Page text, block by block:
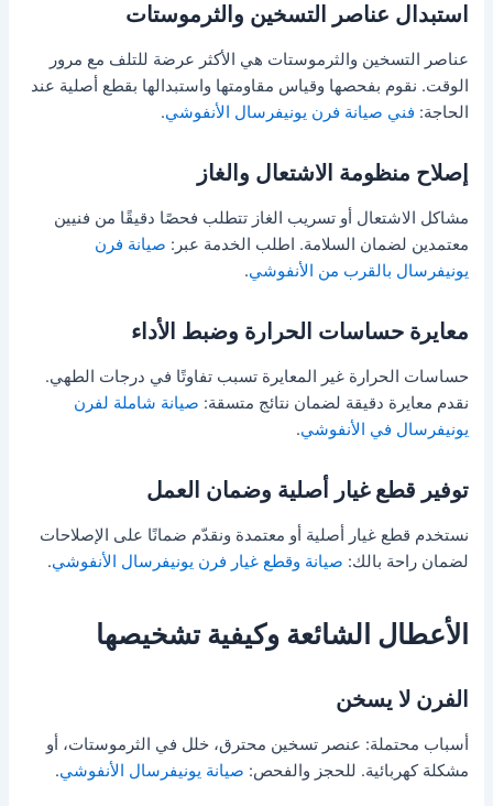
استبدال عناصر التسخين والثرموستات
عناصر التسخين والثرموستات هي الأكثر عرضة للتلف مع مرور
الوقت. نقوم بفحصها وقياس مقاومتها واستبدالها بقطع أصلية عند
الحاجة: فني صيانة فرن يونيفرسال الأنفوشي.
إصلاح منظومة الاشتعال والغاز
مشاكل الاشتعال أو تسريب الغاز تتطلب فحصًا دقيقًا من فنيين
معتمدين لضمان السلامة. اطلب الخدمة عبر: صيانة فرن
يونيفرسال بالقرب من الأنفوشي.
معايرة حساسات الحرارة وضبط الأداء
حساسات الحرارة غير المعايرة تسبب تفاوتًا في درجات الطهي.
نقدم معايرة دقيقة لضمان نتائج متسقة: صيانة شاملة لفرن
يونيفرسال في الأنفوشي.
توفير قطع غيار أصلية وضمان العمل
نستخدم قطع غيار أصلية أو معتمدة ونقدّم ضمانًا على الإصلاحات
لضمان راحة بالك: صيانة وقطع غيار فرن يونيفرسال الأنفوشي.
الأعطال الشائعة وكيفية تشخيصها
الفرن لا يسخن
أسباب محتملة: عنصر تسخين محترق، خلل في الثرموستات، أو
مشكلة كهربائية. للحجز والفحص: صيانة يونيفرسال الأنفوشي.